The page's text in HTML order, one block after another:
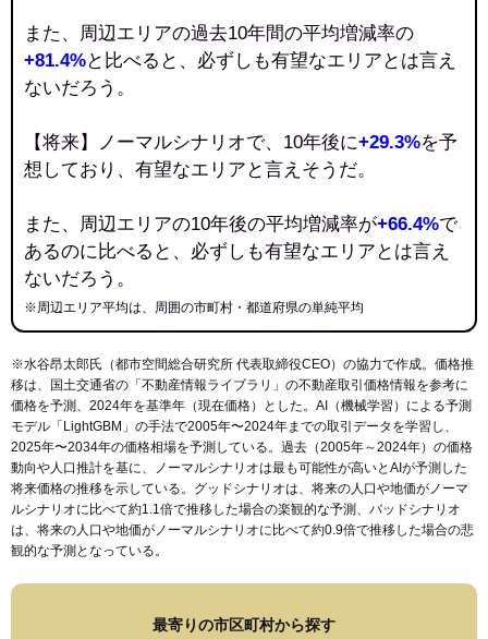
また、周辺エリアの過去10年間の平均増減率の
+81.4%と比べると、必ずしも有望なエリアとは言え
ないだろう。
【将来】ノーマルシナリオで、10年後に+29.3%を予
想しており、有望なエリアと言えそうだ。
また、周辺エリアの10年後の平均増減率が+66.4%で
あるのに比べると、必ずしも有望なエリアとは言え
ないだろう。
※周辺エリア平均は、周囲の市町村・都道府県の単純平均
※水谷昂太郎氏（都市空間総合研究所 代表取締役CEO）の協力で作成。価格推
移は、国土交通省の「 不動産情報ライブラリ 」の不動産取引価格情報を参考に
価格を予測、2024年を基準年（現在価格）とした。AI（機械学習）による予測
モデル「LightGBM」の手法で2005年〜2024年までの取引データを学習し、
2025年〜2034年の価格相場を予測している。過去（2005年～2024年）の価格
動向や人口推計を基に、ノーマルシナリオは最も可能性が高いとAIが予測した
将来価格の推移を示している。グッドシナリオは、将来の人口や地価がノーマ
ルシナリオに比べて約1.1倍で推移した場合の楽観的な予測、バッドシナリオ
は、将来の人口や地価がノーマルシナリオに比べて約0.9倍で推移した場合の悲
観的な予測となっている。
最寄りの市区町村から探す